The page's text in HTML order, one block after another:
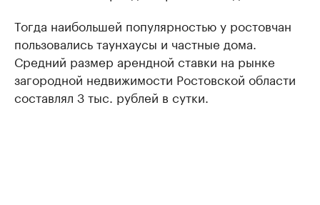
Тогда наибольшей популярностью у ростовчан
пользовались таунхаусы и частные дома.
Средний размер арендной ставки на рынке
загородной недвижимости Ростовской области
составлял 3 тыс. рублей в сутки.